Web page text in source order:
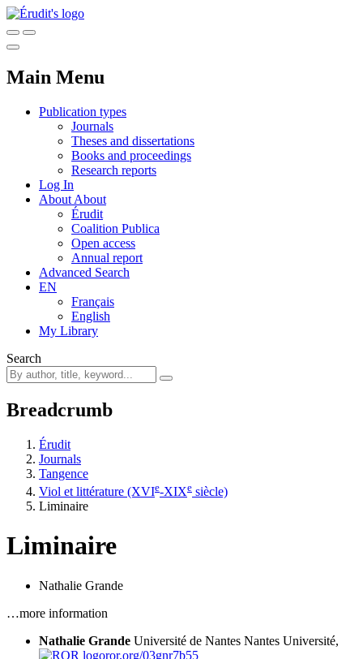
Main Menu
Publication types
Journals
Theses and dissertations
Books and proceedings
Research reports
Log In
About About
Érudit
Coalition Publica
Open access
Annual report
Advanced Search
EN
Français
English
My Library
Search
Breadcrumb
Érudit
Journals
Tangence
Viol et littérature (XVIe-XIXe siècle)
Liminaire
Liminaire
Nathalie Grande
…more information
Nathalie Grande Université de Nantes Nantes Université,
ror.org/03gnr7b55